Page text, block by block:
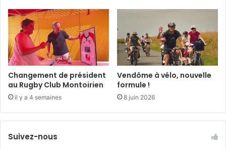
d
r
d
i
1
e
r
m
i
Changement de président
au Rugby Club Montoirien
il y a 4 semaines
Vendôme à vélo, nouvelle
formule !
8 juin 2026
Suivez-nous